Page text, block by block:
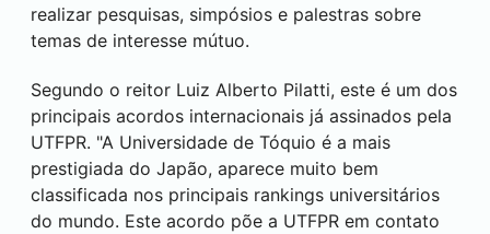
realizar pesquisas, simpósios e palestras sobre
temas de interesse mútuo.
Segundo o reitor Luiz Alberto Pilatti, este é um dos
principais acordos internacionais já assinados pela
UTFPR. "A Universidade de Tóquio é a mais
prestigiada do Japão, aparece muito bem
classificada nos principais rankings universitários
do mundo. Este acordo põe a UTFPR em contato